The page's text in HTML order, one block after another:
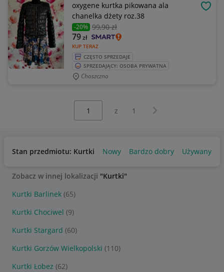
oxygene kurtka pikowana ala
chanelka dżety roz.38
-20% 99,90 zł
KUP TERAZ
79zł
CZĘSTO SPRZEDAJE
SPRZEDAJĄCY: OSOBA PRYWATNA
Choszczno
z 1 Następna strona
Stan przedmiotu: Kurtki Nowy Bardzo dobry Używany
Zobacz w innej lokalizacji "Kurtki"
Kurtki Barlinek (65)
Kurtki Chociwel (9)
Kurtki Stargard (60)
Kurtki Gorzów Wielkopolski (110)
Kurtki Łobez (62)